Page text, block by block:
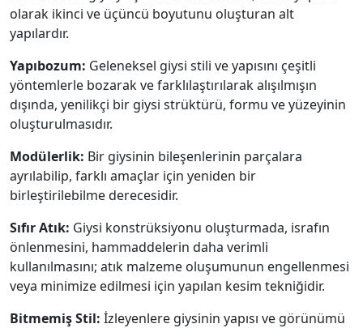
olarak ikinci ve üçüncü boyutunu oluşturan alt
yapılardır.
Yapıbozum: Geleneksel giysi stili ve yapısını çeşitli
yöntemlerle bozarak ve farklılaştırılarak alışılmışın
dışında, yenilikçi bir giysi strüktürü, formu ve yüzeyinin
oluşturulmasıdır.
Modülerlik: Bir giysinin bileşenlerinin parçalara
ayrılabilip, farklı amaçlar için yeniden bir
birleştirilebilme derecesidir.
Sıfır Atık: Giysi konstrüksiyonu oluşturmada, israfın
önlenmesini, hammaddelerin daha verimli
kullanılmasını; atık malzeme oluşumunun engellenmesi
veya minimize edilmesi için yapılan kesim tekniğidir.
Bitmemiş Stil: İzleyenlere giysinin yapısı ve görünümü